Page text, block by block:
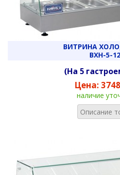
ВИТРИНА
ВХН-5-
(На 5
Цена:
наличие
Описание